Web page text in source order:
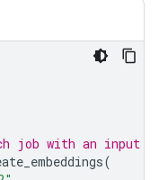
job with an input
(